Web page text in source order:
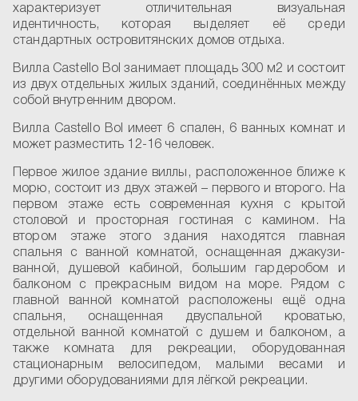
характеризует отличительная визуальная
идентичность, которая выделяет её среди
стандартных островитянских домов отдыха.
Вилла Castello Bol занимает площадь 300 м2 и состоит
из двух отдельных жилых зданий, соединённых между
собой внутренним двором.
Вилла Castello Bol имеет 6 спален, 6 ванных комнат и
может разместить 12-16 человек.
Первое жилое здание виллы, расположенное ближе к
морю, состоит из двух этажей – первого и второго. На
первом этаже есть современная кухня с крытой
столовой и просторная гостиная с камином. На
втором этаже этого здания находятся главная
спальня с ванной комнатой, оснащенная джакузи-
ванной, душевой кабиной, большим гардеробом и
балконом с прекрасным видом на море. Рядом с
главной ванной комнатой расположены ещё одна
спальня, оснащенная двуспальной кроватью,
отдельной ванной комнатой с душем и балконом, а
также комната для рекреации, оборудованная
стационарным велосипедом, малыми весами и
другими оборудованиями для лёгкой рекреации.